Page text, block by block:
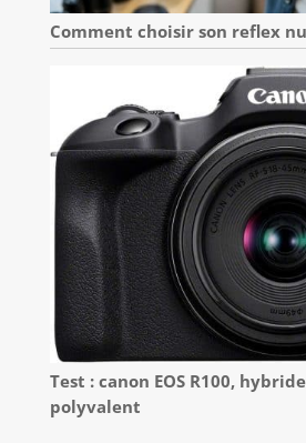
Comment choisir son reflex
Test : canon EOS R100, hybride
polyvalent